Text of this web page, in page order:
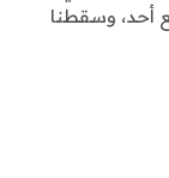
أحد، وسقطنا